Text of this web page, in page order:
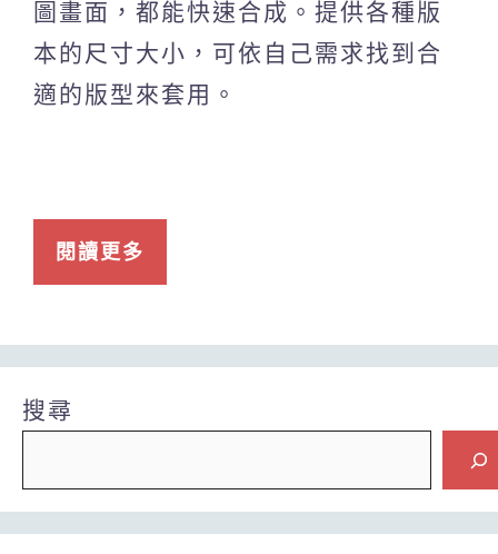
圖畫面，都能快速合成。提供各種版
本的尺寸大小，可依自己需求找到合
適的版型來套用。
閱讀更多
搜尋